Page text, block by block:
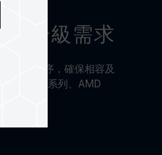
等升級需求
謹測試程序，確保相容及
Gen 系列、AMD